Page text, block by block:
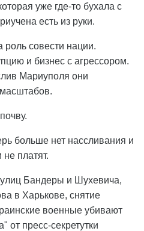
уже где-то бухала с
есть из руки.
роль совести нации.
и бизнес с агрессором.
Мариуполя они
больше нет нассливания и
платят.
Бандеры и Шухевича,
в Харькове, снятие
военные убивают
от пресс-секретутки